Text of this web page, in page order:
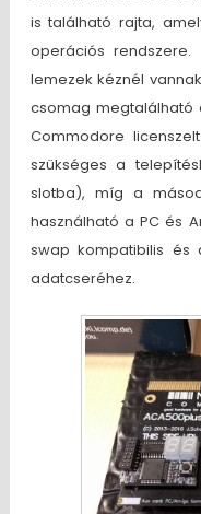
is található rajta,
operációs
lemezek kéznél
csomag megtalálható
Commodore
szükséges a
slotba), míg a
használható a PC és
swap kompatibilis és
adatcseréhez.